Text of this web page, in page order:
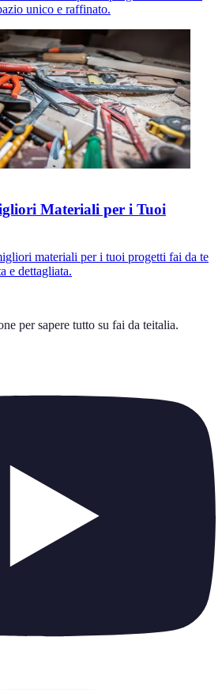
unico e raffinato.
Materiali per i Tuoi
materiali per i tuoi progetti fai da te
e dettagliata.
per sapere tutto su fai da teitalia.